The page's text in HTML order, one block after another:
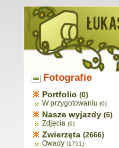
Fotografie
Portfolio (0)
W przygotowaniu (0)
Nasze wyjazdy (6)
Zdjęcia (6)
Zwierzęta (2666)
Owady (1751)